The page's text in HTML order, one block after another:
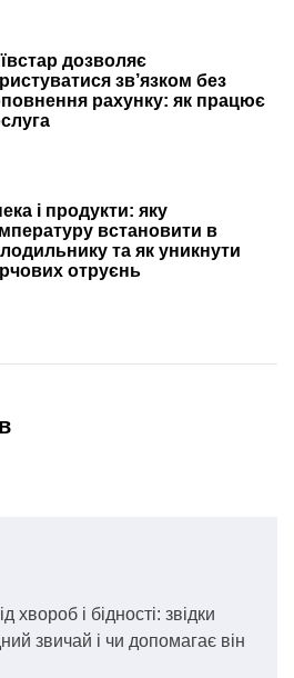
дозволяє
зв’язком без
рахунку: як працює
і продукти: яку
встановити в
та як уникнути
отруєнь
хвороб і бідності: звідки
звичай і чи допомагає він